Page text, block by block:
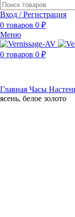
Вход / Регистрация
0 товаров 0 ₽
Меню
0 товаров 0 ₽
Главная Часы
ясень, белое золото